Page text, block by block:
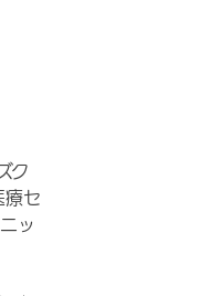
ク
療セ
ッ